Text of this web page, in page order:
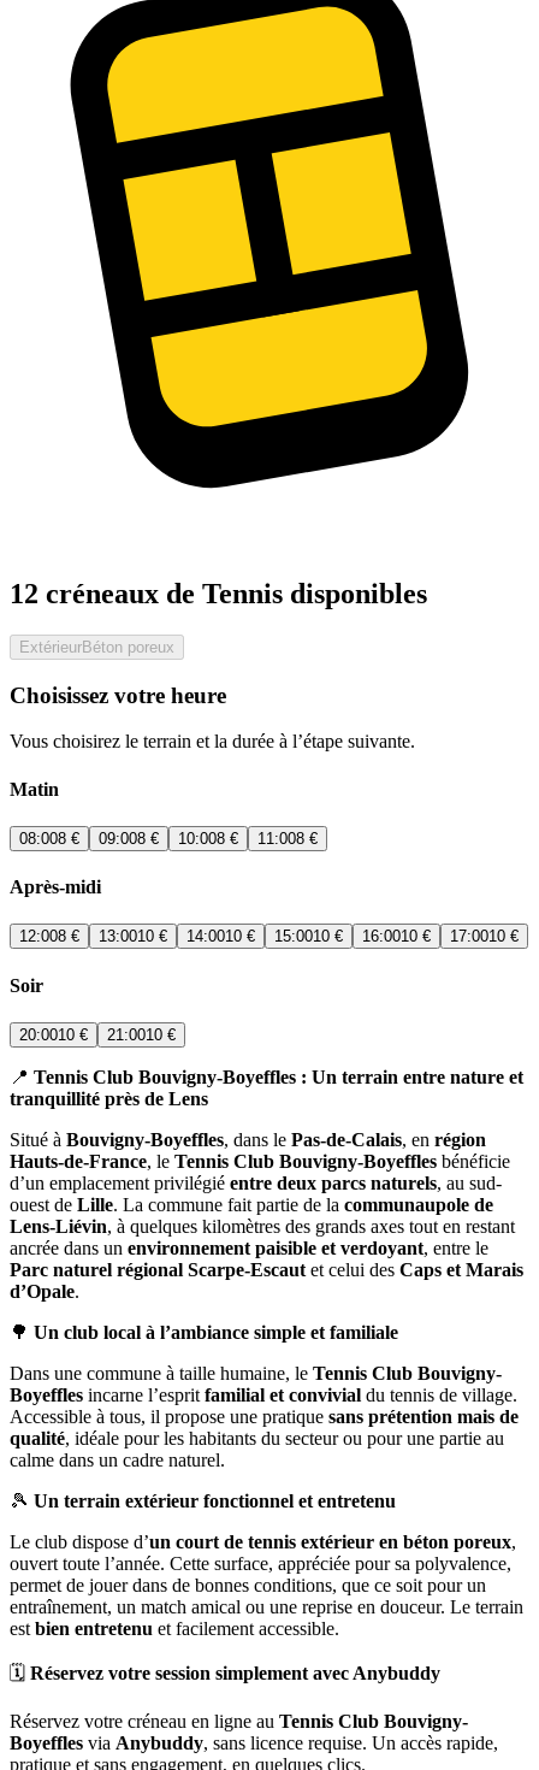
12 créneaux de Tennis disponibles
ExtérieurBéton poreux
Choisissez votre heure
Vous choisirez le terrain et la durée à l’étape suivante.
Matin
08:008 € 09:008 € 10:008 € 11:008 €
Après-midi
12:008 € 13:0010 € 14:0010 € 15:0010 € 16:0010 € 17:0010 €
Soir
20:0010 € 21:0010 €
📍 Tennis Club Bouvigny-Boyeffles : Un terrain entre nature et
tranquillité près de Lens
Situé à Bouvigny-Boyeffles, dans le Pas-de-Calais, en région
Hauts-de-France, le Tennis Club Bouvigny-Boyeffles bénéficie
d’un emplacement privilégié entre deux parcs naturels, au sud-
ouest de Lille. La commune fait partie de la communaupole de
Lens-Liévin, à quelques kilomètres des grands axes tout en restant
ancrée dans un environnement paisible et verdoyant, entre le
Parc naturel régional Scarpe-Escaut et celui des Caps et Marais
d’Opale.
🌳 Un club local à l’ambiance simple et familiale
Dans une commune à taille humaine, le Tennis Club Bouvigny-
Boyeffles incarne l’esprit familial et convivial du tennis de village.
Accessible à tous, il propose une pratique sans prétention mais de
qualité, idéale pour les habitants du secteur ou pour une partie au
calme dans un cadre naturel.
🎾 Un terrain extérieur fonctionnel et entretenu
Le club dispose d’un court de tennis extérieur en béton poreux,
ouvert toute l’année. Cette surface, appréciée pour sa polyvalence,
permet de jouer dans de bonnes conditions, que ce soit pour un
entraînement, un match amical ou une reprise en douceur. Le terrain
est bien entretenu et facilement accessible.
🗓️ Réservez votre session simplement avec Anybuddy
Réservez votre créneau en ligne au Tennis Club Bouvigny-
Boyeffles via Anybuddy, sans licence requise. Un accès rapide,
pratique et sans engagement, en quelques clics.